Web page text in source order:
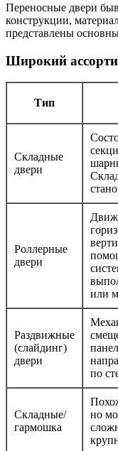
Переносные двери
конструкции,
представлены
Широкий
Тип
Складные
двери
Роллерные
двери
или
Раздвижные
(слайдинг)
двери
по
Складные/
гармошка
но